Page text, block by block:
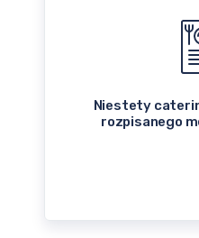
Niestety
rozpisanego